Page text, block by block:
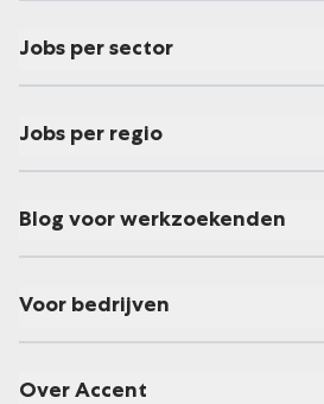
Jobs per sector
Jobs per regio
Blog voor werkzoekenden
Voor bedrijven
Over Accent